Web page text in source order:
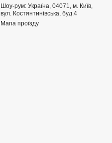
Шоу-рум: Україна, 04071, м. Київ,
вул. Костянтинівська, буд.4
Мапа проїзду